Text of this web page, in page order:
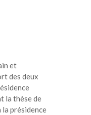
et
des deux
la thèse de
la présidence